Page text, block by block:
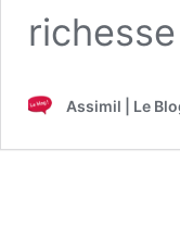
Assimil | Le